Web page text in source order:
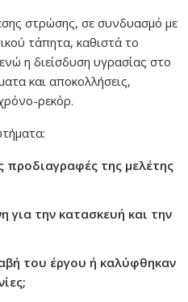
στρώσης, σε συνδυασμό με
τάπητα, καθιστά το
η διείσδυση υγρασίας στο
και αποκολλήσεις,
ρεκόρ.
προδιαγραφές της μελέτης
για την κατασκευή και την
του έργου ή καλύφθηκαν